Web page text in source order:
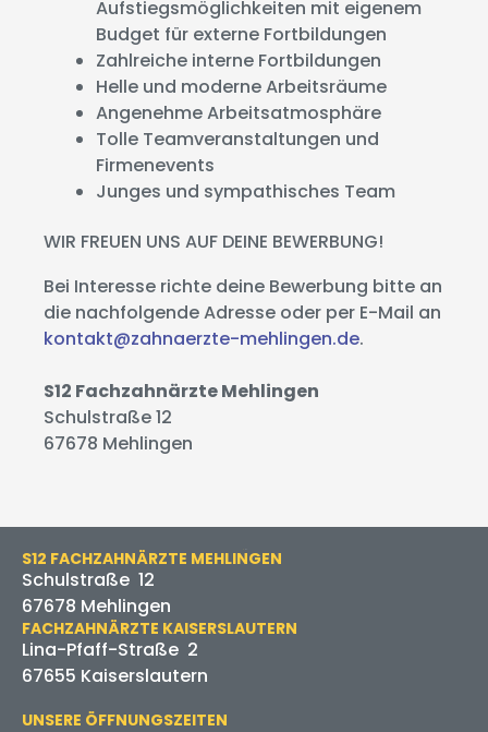
Aufstiegsmöglichkeiten mit eigenem
Budget für externe Fortbildungen
Zahlreiche interne Fortbildungen
Helle und moderne Arbeitsräume
Angenehme Arbeitsatmosphäre
Tolle Teamveranstaltungen und
Firmenevents
Junges und sympathisches Team
WIR FREUEN UNS AUF DEINE BEWERBUNG!
Bei Interesse richte deine Bewerbung bitte an
die nachfolgende Adresse oder per E-Mail an
kontakt@zahnaerzte-mehlingen.de.
S12 Fachzahnärzte Mehlingen
Schulstraße 12
67678 Mehlingen
S12 FACHZAHNÄRZTE MEHLINGEN
Schulstraße 12
67678 Mehlingen
FACHZAHNÄRZTE KAISERSLAUTERN
Lina-Pfaff-Straße 2
67655 Kaiserslautern
UNSERE ÖFFNUNGSZEITEN